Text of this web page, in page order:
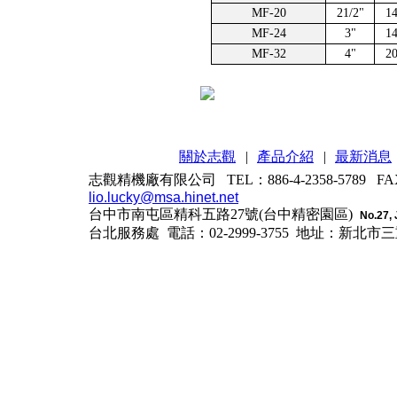
MF-20
21/2"
MF-24
3"
MF-32
4"
關於志觀 | 產品介紹 |
最新消息
志觀精機廠有限公司 TEL：886-4-2358-5789
lio.lucky@msa.hinet.net
台中市南屯區精科五路27號(台中精密園區)
No.27,
台北服務處 電話：02-2999-3755 地址：新北市